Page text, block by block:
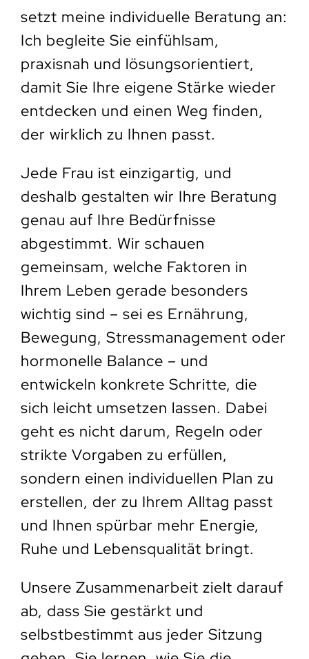
setzt meine individuelle Beratung an:
Ich begleite Sie einfühlsam,
praxisnah und lösungsorientiert,
damit Sie Ihre eigene Stärke wieder
entdecken und einen Weg finden,
der wirklich zu Ihnen passt.
Jede Frau ist einzigartig, und
deshalb gestalten wir Ihre Beratung
genau auf Ihre Bedürfnisse
abgestimmt. Wir schauen
gemeinsam, welche Faktoren in
Ihrem Leben gerade besonders
wichtig sind – sei es Ernährung,
Bewegung, Stressmanagement oder
hormonelle Balance – und
entwickeln konkrete Schritte, die
sich leicht umsetzen lassen. Dabei
geht es nicht darum, Regeln oder
strikte Vorgaben zu erfüllen,
sondern einen individuellen Plan zu
erstellen, der zu Ihrem Alltag passt
und Ihnen spürbar mehr Energie,
Ruhe und Lebensqualität bringt.
Unsere Zusammenarbeit zielt darauf
ab, dass Sie gestärkt und
selbstbestimmt aus jeder Sitzung